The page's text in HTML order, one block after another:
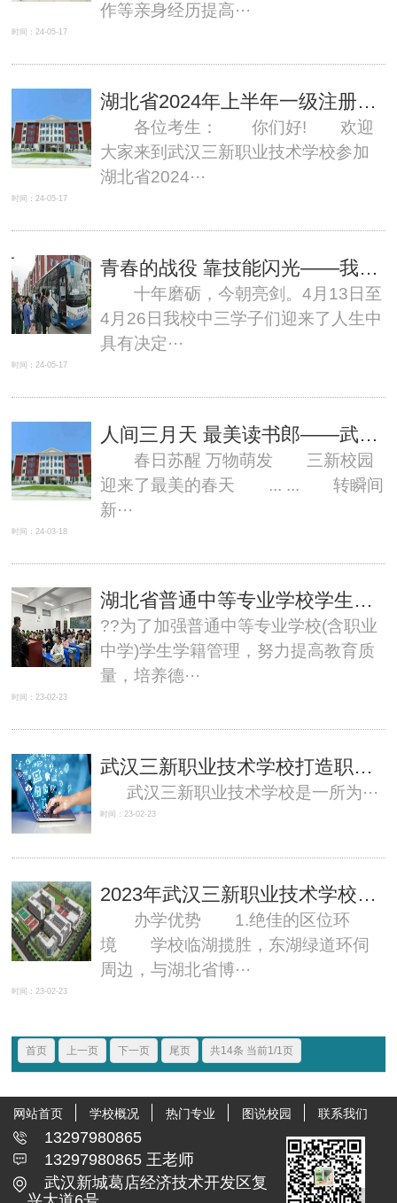
作等亲身经历提高···
时间：24-05-17
湖北省2024年上半年一级注册建筑师资格考试武汉三新职业技术学校考点赴考须知
各位考生： 你们好! 欢迎
大家来到武汉三新职业技术学校参加
湖北省2024···
时间：24-05-17
青春的战役 靠技能闪光——我校中三学子顺利完成2024年技能高考
十年磨砺，今朝亮剑。4月13日至
4月26日我校中三学子们迎来了人生中
具有决定···
时间：24-05-17
人间三月天 最美读书郎——武汉三新职校开学精彩回放
春日苏醒 万物萌发 三新校园
迎来了最美的春天 ... ... 转瞬间
新···
时间：24-03-18
湖北省普通中等专业学校学生学籍管理制度
??为了加强普通中等专业学校(含职业
中学)学生学籍管理，努力提高教育质
量，培养德···
时间：23-02-23
武汉三新职业技术学校打造职校品牌
武汉三新职业技术学校是一所为···
时间：23-02-23
2023年武汉三新职业技术学校有什么办学优势？
办学优势 1.绝佳的区位环
境 学校临湖揽胜，东湖绿道环伺
周边，与湖北省博···
时间：23-02-23
首页 上一页 下一页 尾页 共14条 当前1/1页
网站首页 学校概况 热门专业 图说校园 联系我们
13297980865
13297980865 王老师
武汉新城葛店经济技术开发区复